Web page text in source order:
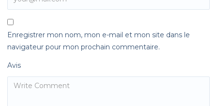
Enregistrer mon nom, mon e-mail et mon site dans le
navigateur pour mon prochain commentaire.
Avis